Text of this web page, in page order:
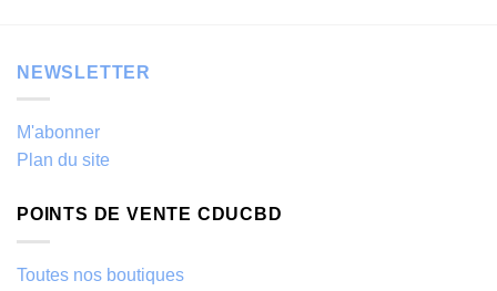
NEWSLETTER
M'abonner
Plan du site
POINTS DE VENTE CDUCBD
Toutes nos boutiques